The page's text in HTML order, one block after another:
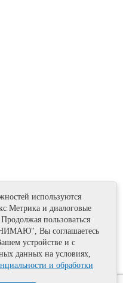
Правила
используются
Метрика и диалоговые
пользоваться
Вы соглашаетесь
устройстве и с
данных на условиях,
и обработки